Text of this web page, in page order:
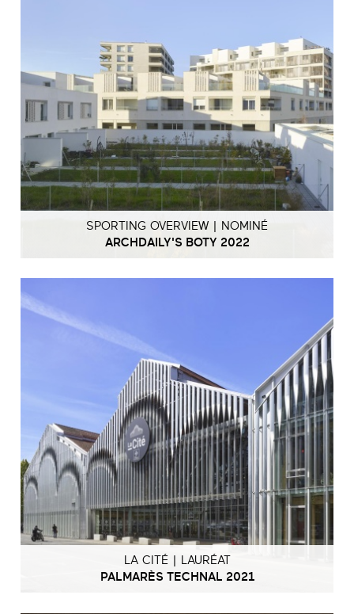
SPORTING OVERVIEW | NOMINÉ
ARCHDAILY'S BOTY 2022
LA CITÉ | LAURÉAT
PALMARÈS TECHNAL 2021